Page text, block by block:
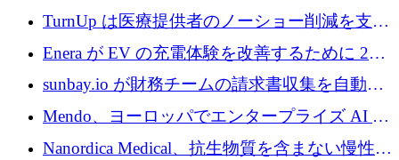
ロを寄付
TurnUp は医療提供者のノーショー削減を支援
するために 200 万ユーロを調達
Enera が EV の充電体験を改善するために 200
万ドルを調達
sunbay.io が財務チームの請求書収集を自動化
するために 55 万ユーロを調達
Mendo、ヨーロッパでエンタープライズ AI 導
入を拡大するために 1,200 万ユーロを確保
Nanordica Medical、抗生物質を含まない慢性創